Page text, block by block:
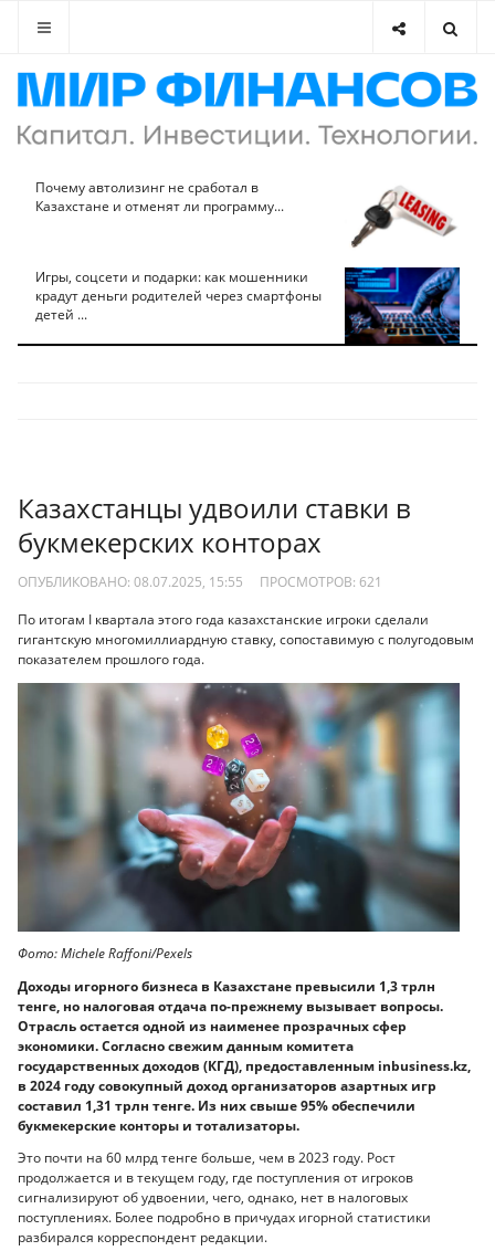
Почему автолизинг не сработал в
Казахстане и отменят ли программу...
Игры, соцсети и подарки: как мошенники
крадут деньги родителей через смартфоны
детей ...
Казахстанцы удвоили ставки в
букмекерских конторах
ОПУБЛИКОВАНО: 08.07.2025, 15:55 ПРОСМОТРОВ: 621
По итогам I квартала этого года казахстанские игроки сделали
гигантскую многомиллиардную ставку, сопоставимую с полугодовым
показателем прошлого года.
Фото: Michele Raffoni/Pexels
Доходы игорного бизнеса в Казахстане превысили 1,3 трлн
тенге, но налоговая отдача по-прежнему вызывает вопросы.
Отрасль остается одной из наименее прозрачных сфер
экономики. Согласно свежим данным комитета
государственных доходов (КГД), предоставленным inbusiness.kz,
в 2024 году совокупный доход организаторов азартных игр
составил 1,31 трлн тенге. Из них свыше 95% обеспечили
букмекерские конторы и тотализаторы.
Это почти на 60 млрд тенге больше, чем в 2023 году. Рост
продолжается и в текущем году, где поступления от игроков
сигнализируют об удвоении, чего, однако, нет в налоговых
поступлениях. Более подробно в причудах игорной статистики
разбирался корреспондент редакции.